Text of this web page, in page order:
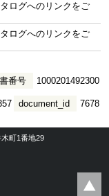
ログへのリンクをご
ログへのリンクをご
番号 1000201492300
document_id 7678
町1番地29